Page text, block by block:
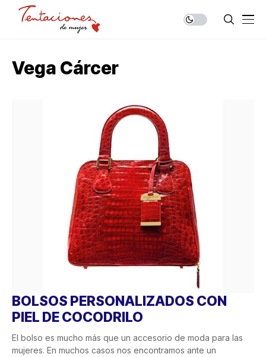
Vega Cárcer
BOLSOS PERSONALIZADOS CON
PIEL DE COCODRILO
El bolso es mucho más que un accesorio de moda para las
mujeres. En muchos casos nos encontramos ante un